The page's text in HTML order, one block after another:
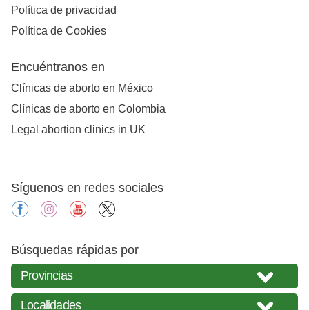
Política de privacidad
Política de Cookies
Encuéntranos en
Clínicas de aborto en México
Clínicas de aborto en Colombia
Legal abortion clinics in UK
Síguenos en redes sociales
facebookinstagramyoutube
Búsquedas rápidas por